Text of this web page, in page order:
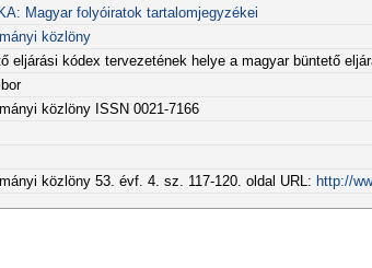
Magyar folyóiratok tartalomjegyzékei
közlöny
eljárási kódex tervezetének helye a magyar büntető
közlöny ISSN 0021-7166
közlöny 53. évf. 4. sz. 117-120. oldal URL: http://